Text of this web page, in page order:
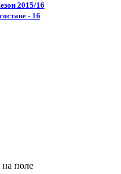
2015/16
- 16
поле